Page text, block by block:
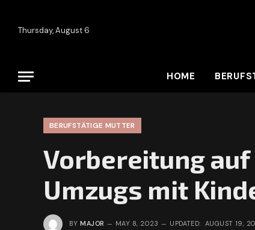
Thursday, August 6
HOME
BERUFSTÄTIGE MUTTER
Vorbereitung
Umzugs mit
BY MAJOR MAY 8, 2023 UPDATED: AUGUST 19,